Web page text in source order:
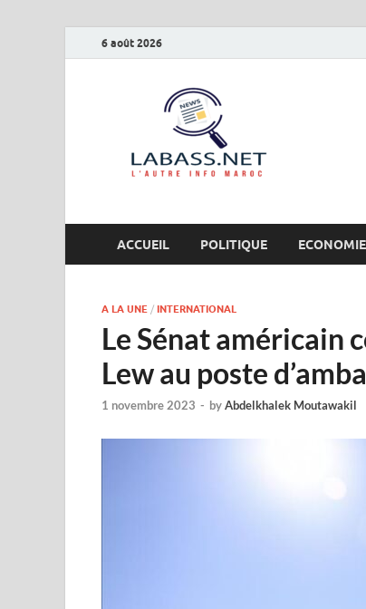
6 août 2026
ACCUEIL POLITIQUE ECONOMIE
A LA UNE / INTERNATIONAL
Le Sénat américain
Lew au poste
1 novembre 2023 - byAbdelkhalek Moutawakil